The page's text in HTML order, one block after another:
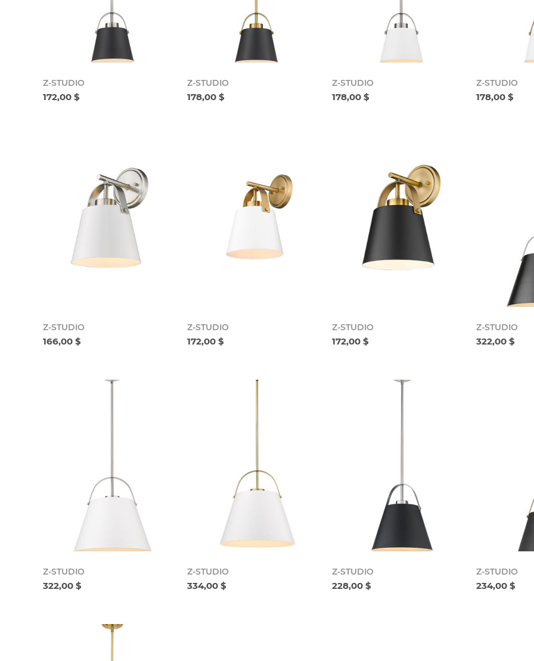
Z-STUDIO
172,00 $
Z-STUDIO
178,00 $
Z-STUDIO
178,00 $
Z-STUDIO
178,00 $
Z-STUDIO
166,00 $
Z-STUDIO
172,00 $
Z-STUDIO
172,00 $
Z-STUDIO
322,00 $
Z-STUDIO
322,00 $
Z-STUDIO
334,00 $
Z-STUDIO
228,00 $
Z-STUDIO
234,00 $